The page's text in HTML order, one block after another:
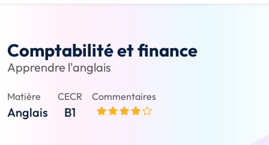
Comptabilité et finance
Apprendre l'anglais
Matière
Anglais
CECR
B1
Commentaires